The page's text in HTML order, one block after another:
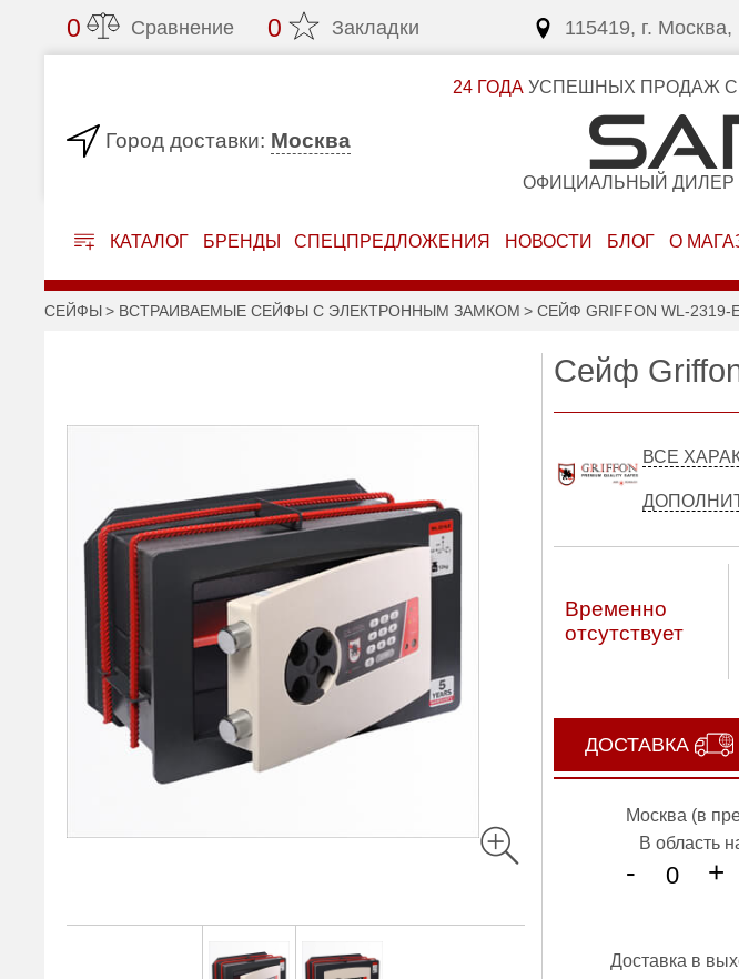
0 Сравнение 0 Закладки 115419, г.
Город доставки: Москва
24 ГОДАУСПЕШНЫХ ПРОДАЖ
ОФИЦИАЛЬНЫЙ ДИЛЕР
КАТАЛОГ БРЕНДЫ СПЕЦПРЕДЛОЖЕНИЯ НОВОСТИ БЛОГ О
СЕЙФЫ ВСТРАИВАЕМЫЕ СЕЙФЫ С ЭЛЕКТРОННЫМ ЗАМКОМ СЕЙФ GRIFFON WL-2319-
Сейф
ВСЕ
Временно
отсутствует
ДОСТАВКА
Москва (в
В область
- +
Доставка в